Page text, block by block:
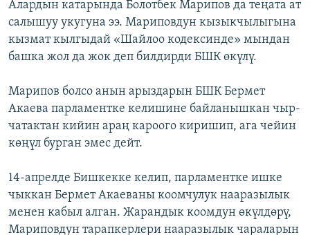
Алардын катарында Болотбек Марипов да теңата ат
салышуу укугуна ээ. Мариповдун кызыкчылыгына
кызмат кылгыдай «Шайлоо кодексинде» мындан
башка жол да жок деп билдирди БШК өкүлү.
Марипов болсо анын арыздарын БШК Бермет
Акаева парламентке келишине байланышкан чыр-
чатактан кийин араң кароого киришип, ага чейин
көңүл бурган эмес дейт.
14-апрелде Бишкекке келип, парламентке ишке
чыккан Бермет Акаеваны коомчулук нааразылык
менен кабыл алган. Жарандык коомдун өкүлдөрү,
Мариповдун тарапкерлери нааразылык чараларын